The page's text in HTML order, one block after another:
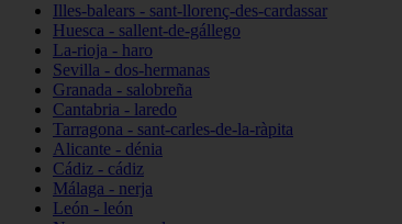
Illes-balears - sant-llorenç-des-cardassar
Huesca - sallent-de-gállego
La-rioja - haro
Sevilla - dos-hermanas
Granada - salobreña
Cantabria - laredo
Tarragona - sant-carles-de-la-ràpita
Alicante - dénia
Cádiz - cádiz
Málaga - nerja
León - león